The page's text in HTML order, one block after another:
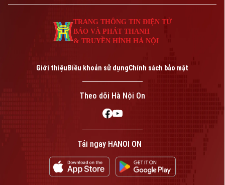
phép số: Số 63/GP-TTDT, cấp ngày 10/05/2023
TRANG THÔNG TIN ĐIỆN TỬ
CỦA CƠ QUAN BÁO VÀ PHÁT THANH TRUYỀN HÌNH HÀ NỘI
Số 3-5 Huỳnh Thúc Kháng-Phường Láng-Hà Nội
TRANG THÔNG TIN ĐIỆN TỬ
BÁO VÀ PHÁT THANH
& TRUYỀN HÌNH HÀ NỘI
Giới thiệuĐiều khoản sử dụngChính sách bảo mật
Theo dõi Hà Nội On
Tải ngay HANOI ON